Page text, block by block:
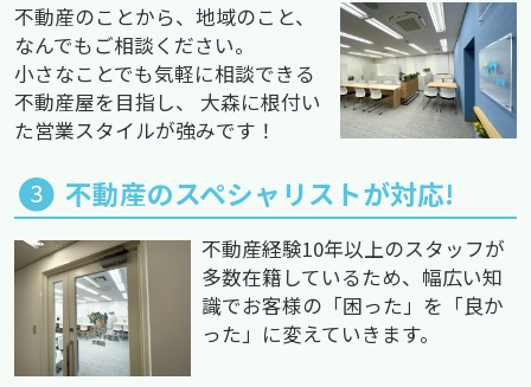
不動産のことから、地域のこと、
なんでもご相談ください。
小さなことでも気軽に相談できる
不動産屋を目指し、 大森に根付い
た営業スタイルが強みです！
不動産のスペシャリストが対応!
不動産経験10年以上のスタッフが
多数在籍しているため、幅広い知
識でお客様の「困った」を「良か
った」に変えていきます。